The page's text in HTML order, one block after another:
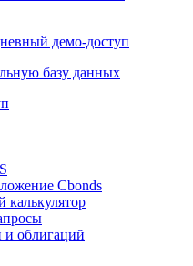
Cbonds
базу данных
Cbonds